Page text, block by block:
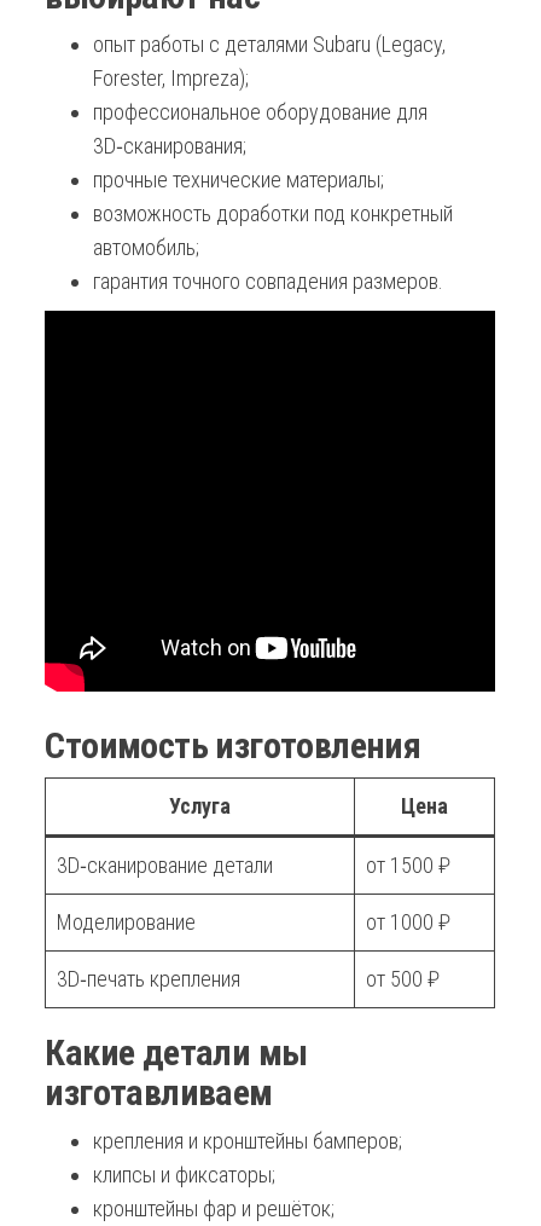
опыт работы с деталями Subaru (Legacy,
Forester, Impreza);
профессиональное оборудование для
3D‑сканирования;
прочные технические материалы;
возможность доработки под конкретный
автомобиль;
гарантия точного совпадения размеров.
Стоимость изготовления
Услуга Цена
3D‑сканирование детали от 1500 ₽
Моделирование от 1000 ₽
3D‑печать крепления от 500 ₽
Какие детали мы
изготавливаем
крепления и кронштейны бамперов;
клипсы и фиксаторы;
кронштейны фар и решёток;